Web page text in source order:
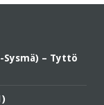
– Tyttö